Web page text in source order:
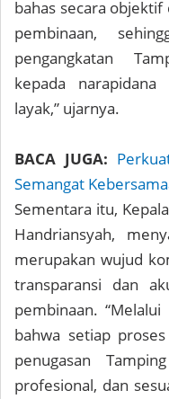
bahas secara
pembinaan,
pengangkatan
kepada
layak,” ujarnya.
BACA JUGA:
Semangat
Sementara itu,
Handriansyah,
merupakan wujud
transparansi dan
pembinaan.
bahwa setiap
penugasan
profesional, dan